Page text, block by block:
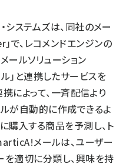
システムズは、同社のメー
で、レコメンドエンジンの
ールソリューション
」と連携したサービスを
によって、一斉配信より
が自動的に作成できるよ
購入する商品を予測し、ト
メールは、ユーザー
適切に分類し、興味を持